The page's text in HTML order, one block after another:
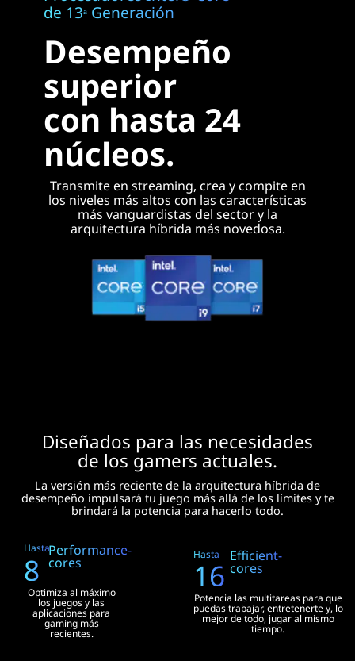
de 13ᵃ Generación
Desempeño
superior
con hasta 24
núcleos.
Transmite en streaming, crea y compite en
los niveles más altos con las características
más vanguardistas del sector y la
arquitectura híbrida más novedosa.
Diseñados para las necesidades
de los gamers actuales.
La versión más reciente de la arquitectura híbrida de
desempeño impulsará tu juego más allá de los límites y te
brindará la potencia para hacerlo todo.
Hasta
8
Performance-
cores
Optimiza al máximo
los juegos y las
aplicaciones para
gaming más
recientes.
Hasta
16
Efficient-
cores
Potencia las multitareas para que
puedas trabajar, entretenerte y, lo
mejor de todo, jugar al mismo
tiempo.